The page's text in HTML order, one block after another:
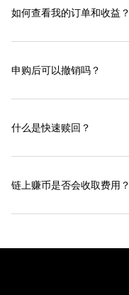
如何查看我的订单和收益？
申购后可以撤销吗？
什么是快速赎回？
链上赚币是否会收取费用？